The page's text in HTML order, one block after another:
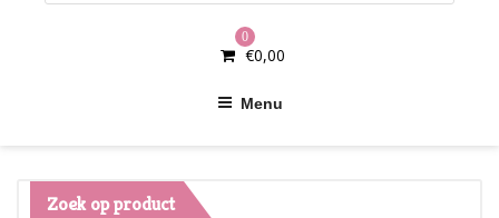
0
€0,00
Menu
Zoek op product